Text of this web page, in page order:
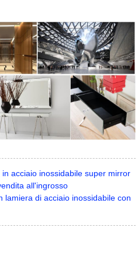
acciaio inossidabile super mirror
all'ingrosso
lamiera di acciaio inossidabile con